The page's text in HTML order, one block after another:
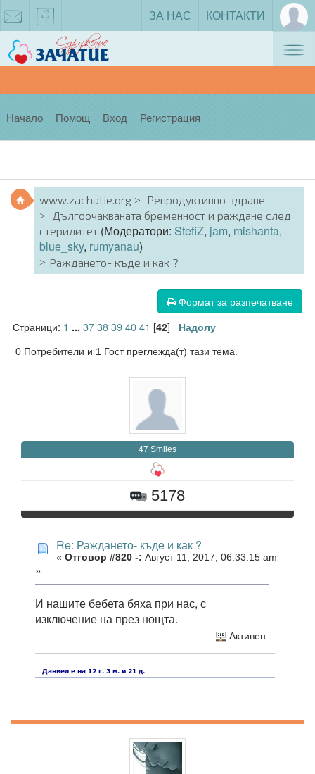
facebook
ЗА НАС КОНТАКТИ
Начало Помощ Вход Регистрация
www.zachatie.org
Репродуктивно здраве
Дългоочакваната бременност и раждане след
стерилитет(Модератори: StefiZ, jam, mishanta,
blue_sky, rumyanau)
Раждането- къде и как ?
Формат за разпечатване
Страници: 1 ... 3738394041 [42] Надолу
0 Потребители и 1 Гост преглежда(т) тази тема.
47 Smiles
5178
Re: Раждането- къде и как ?
« Отговор #820 -: Август 11, 2017, 06:33:15 am
»
И нашите бебета бяха при нас, с
изключение на през нощта.
Активен